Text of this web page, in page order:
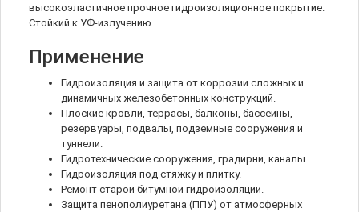
высокоэластичное прочное гидроизоляционное покрытие.
Стойкий к УФ-излучению.
Применение
Гидроизоляция и защита от коррозии сложных и
динамичных железобетонных конструкций.
Плоские кровли, террасы, балконы, бассейны,
резервуары, подвалы, подземные сооружения и
туннели.
Гидротехнические сооружения, градирни, каналы.
Гидроизоляция под стяжку и плитку.
Ремонт старой битумной гидроизоляции.
Защита пенополиуретана (ППУ) от атмосферных